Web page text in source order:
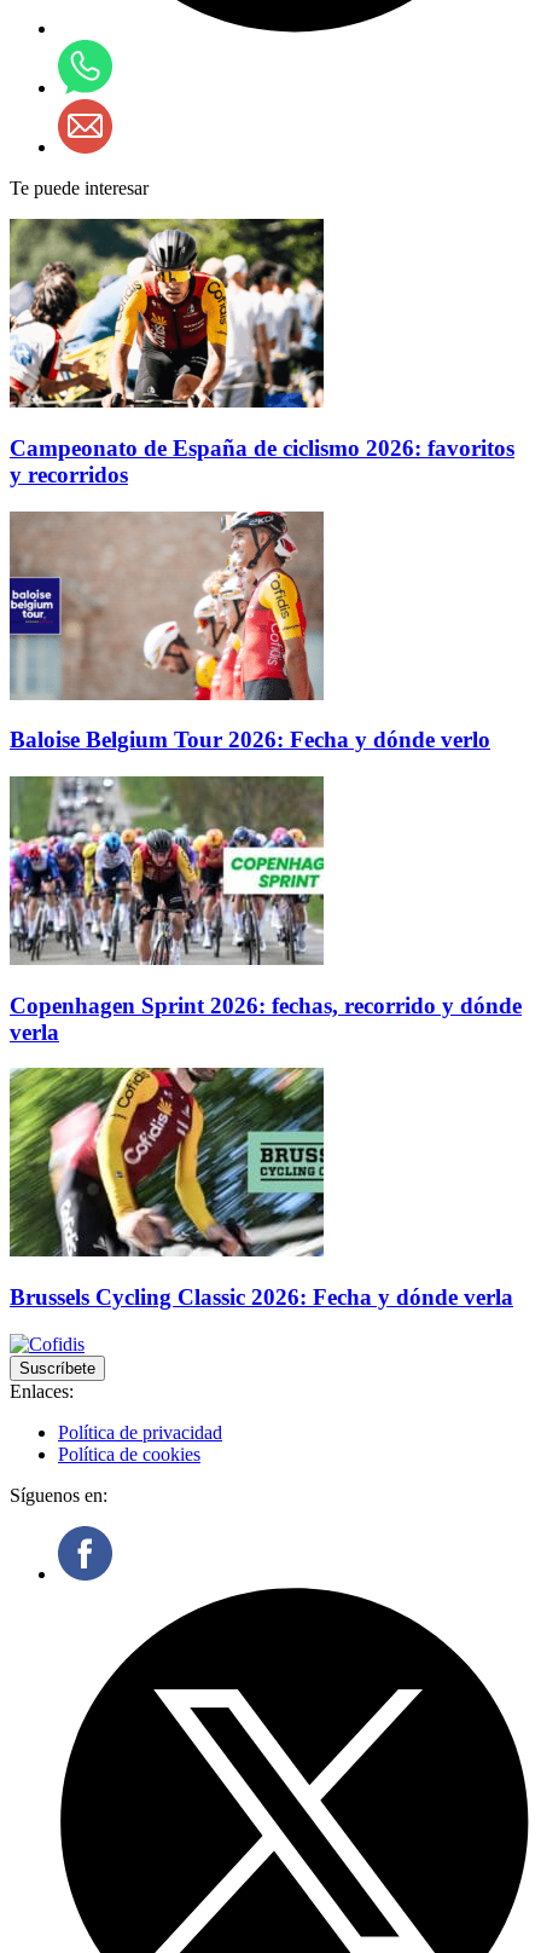
Te puede interesar
Campeonato de España de ciclismo 2026: favoritos
y recorridos
Baloise Belgium Tour 2026: Fecha y dónde verlo
Copenhagen Sprint 2026: fechas, recorrido y dónde
verla
Brussels Cycling Classic 2026: Fecha y dónde verla
Suscríbete
Enlaces:
Política de privacidad
Política de cookies
Síguenos en: